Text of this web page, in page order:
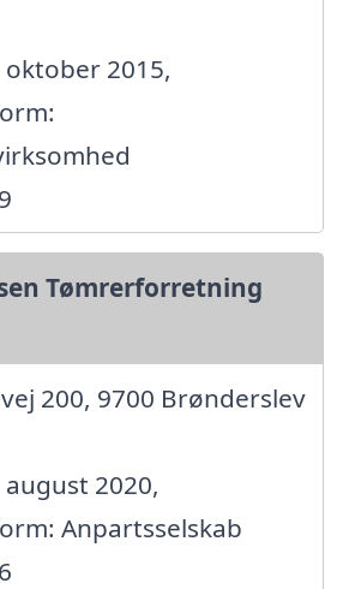
2015,
Tømrerforretning
200, 9700 Brønderslev
2020,
Anpartsselskab